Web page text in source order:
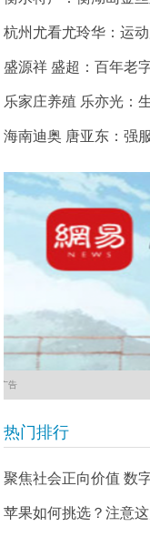
杭州尤看尤玲华：运
盛源祥 盛超：百年老
乐家庄养殖 乐亦光：
海南迪奥 唐亚东：强
广告
热门排行
聚焦社会正向价值 数
苹果如何挑选？注意